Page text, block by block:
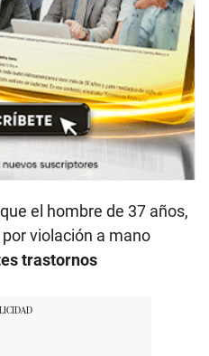
el hombre de 37 años,
violación a mano
trastornos